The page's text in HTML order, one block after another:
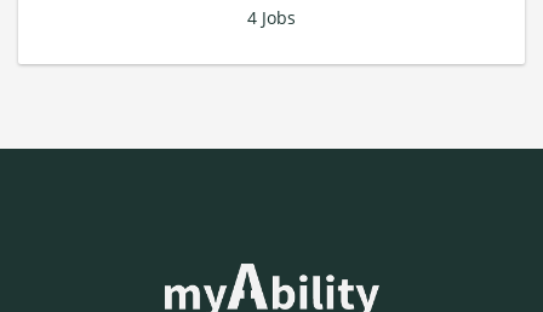
4 Jobs